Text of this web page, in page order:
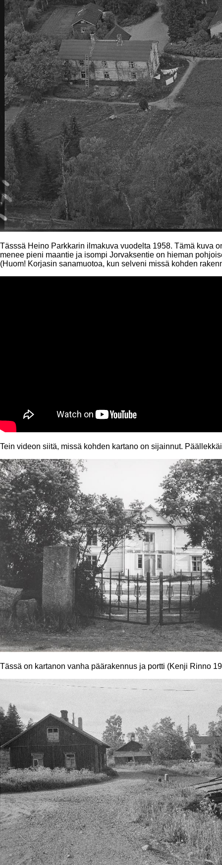
Tässsä Heino Parkkarin ilmakuva vuodelta 1958. Tämä kuva
menee pieni maantie ja isompi Jorvaksentie on hieman
(Huom! Korjasin sanamuotoa, kun selveni missä kohden
Tein videon siitä, missä kohden kartano on sijainnut.
Tässä on kartanon vanha päärakennus ja portti (Kenji Rinno